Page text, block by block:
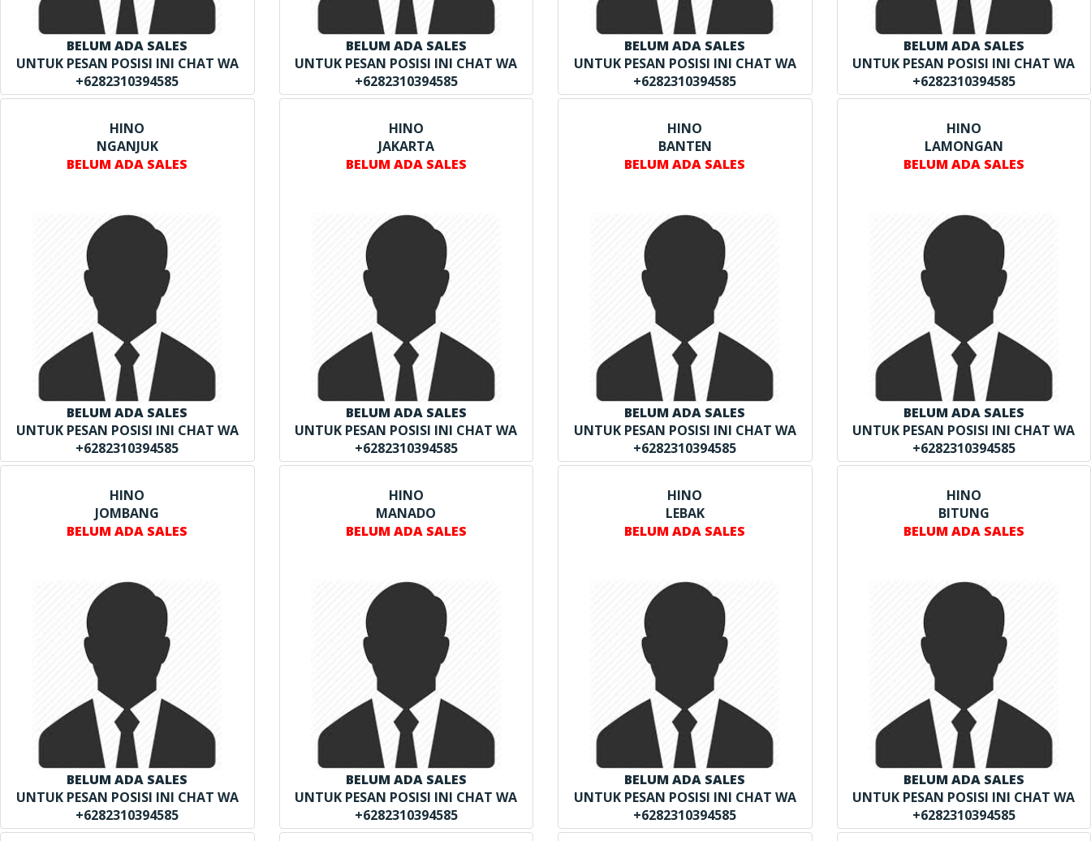
BELUM ADA SALES
UNTUK PESAN POSISI INI CHAT WA
+6282310394585
BELUM ADA SALES
UNTUK PESAN POSISI INI CHAT WA
+6282310394585
BELUM ADA SALES
UNTUK PESAN POSISI INI CHAT WA
+6282310394585
BELUM ADA SALES
UNTUK PESAN POSISI INI CHAT WA
+6282310394585
HINO
NGANJUK
BELUM ADA SALES
BELUM ADA SALES
UNTUK PESAN POSISI INI CHAT WA
+6282310394585
HINO
JAKARTA
BELUM ADA SALES
BELUM ADA SALES
UNTUK PESAN POSISI INI CHAT WA
+6282310394585
HINO
BANTEN
BELUM ADA SALES
BELUM ADA SALES
UNTUK PESAN POSISI INI CHAT WA
+6282310394585
HINO
LAMONGAN
BELUM ADA SALES
BELUM ADA SALES
UNTUK PESAN POSISI INI CHAT WA
+6282310394585
HINO
JOMBANG
BELUM ADA SALES
BELUM ADA SALES
UNTUK PESAN POSISI INI CHAT WA
+6282310394585
HINO
MANADO
BELUM ADA SALES
BELUM ADA SALES
UNTUK PESAN POSISI INI CHAT WA
+6282310394585
HINO
LEBAK
BELUM ADA SALES
BELUM ADA SALES
UNTUK PESAN POSISI INI CHAT WA
+6282310394585
HINO
BITUNG
BELUM ADA SALES
BELUM ADA SALES
UNTUK PESAN POSISI INI CHAT WA
+6282310394585